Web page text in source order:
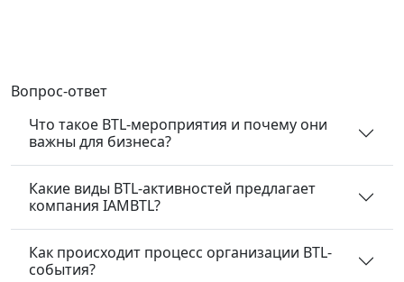
Вопрос-ответ
Что такое BTL-мероприятия и почему они
важны для бизнеса?
Какие виды BTL-активностей предлагает
компания IAMBTL?
Как происходит процесс организации BTL-
события?